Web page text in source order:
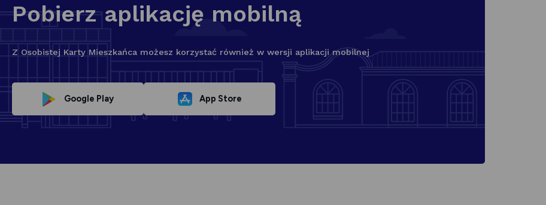
Pobierz aplikację mobilną
Z Osobistej Karty Mieszkańca możesz korzystać również w wersji aplikacji mobilnej
Google PlayLink
się
App StoreLink
się